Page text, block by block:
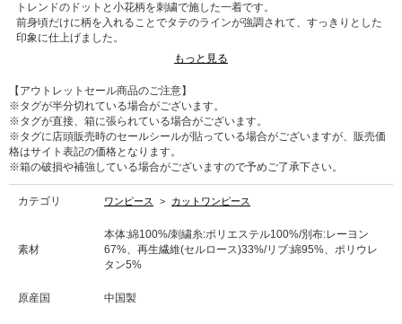
トレンドのドットと小花柄を刺繍で施した一着です。
前身頃だけに柄を入れることでタテのラインが強調されて、すっきりとした
印象に仕上げました。
脇にはティアード風の布帛の切り替えを入れてデザインポイントにしていま
丈が長いアイテムにあると嬉しいポケット付き。
■洗濯表記■手洗い
※画像と柄の位置が異なる場合がございます、ご了承下さい。
もっと見る
【アウトレットセール商品のご注意】
※タグが半分切れている場合がございます。
※タグが直接、箱に張られている場合がございます。
※タグに店頭販売時のセールシールが貼っている場合がございますが、販売価
格はサイト表記の価格となります。
※箱の破損や補強している場合がございますので予めご了承下さい。
カテゴリ ワンピース > カットワンピース
素材
本体:綿100%/刺繍糸:ポリエステル100%/別布:レーヨン
67%、再生繊維(セルロース)33%/リブ:綿95%、ポリウレ
タン5%
原産国 中国製